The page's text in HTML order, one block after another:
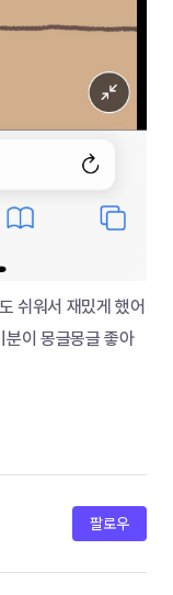
쉬워서 재밌게 했어
분이 몽글몽글 좋아
팔로우